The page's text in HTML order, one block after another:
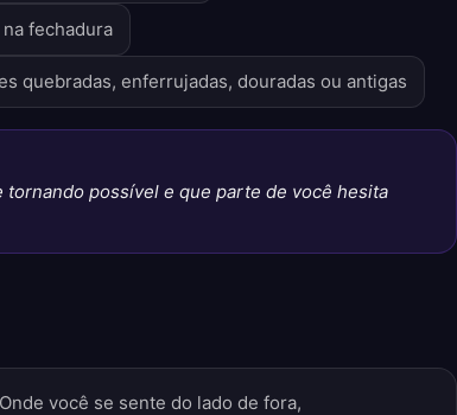
fechadura
quebradas, enferrujadas, douradas ou antigas
tornando possível e que parte de você hesita
Onde você se sente do lado de fora,